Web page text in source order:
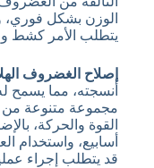
الوزن بشكل فوري،
يتطلب الأمر كشط
إصلاح الغضروف
أنسجته، مما يسمح
مجموعة متنوعة من
القوة والحركة،
أسابيع، واستخدام
قد يتطلب إجراء